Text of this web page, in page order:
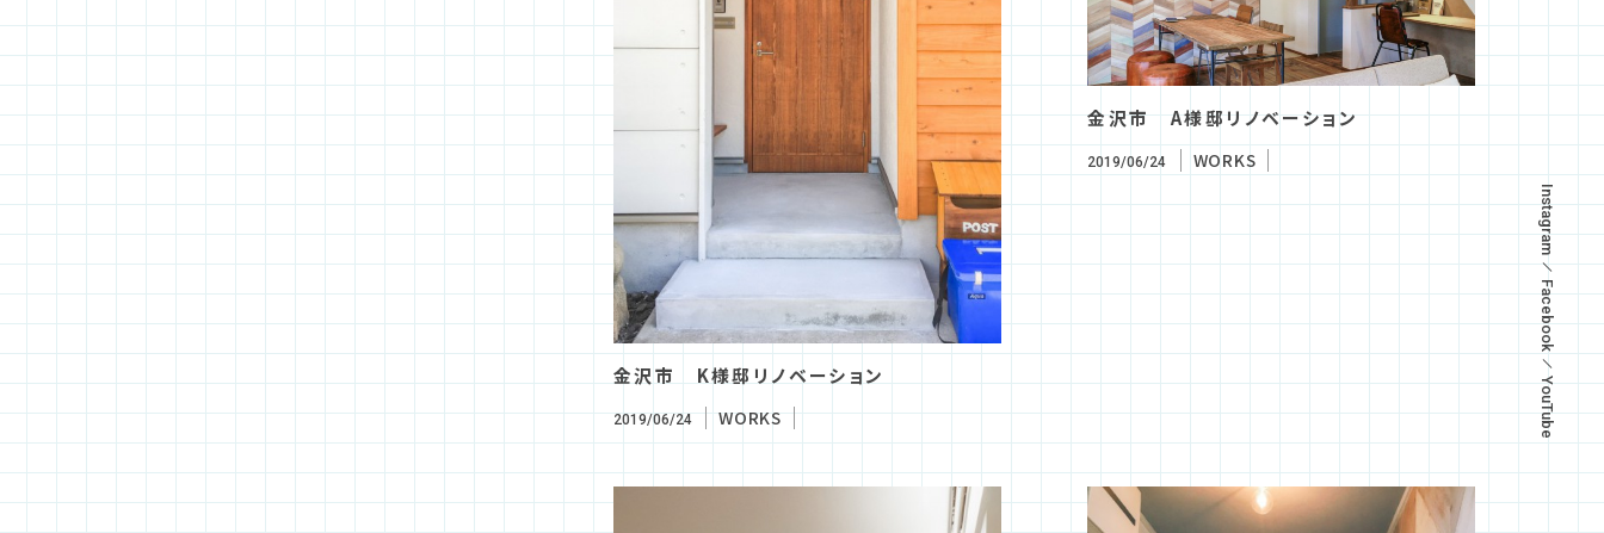
金沢市 K様邸リノベーション
2019/06/24 WORKS
金沢市 A様邸リノベーション
2019/06/24 WORKS
Instagram
Facebook
YouTube